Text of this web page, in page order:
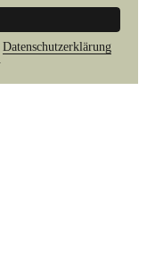
Datenschutzerklärung